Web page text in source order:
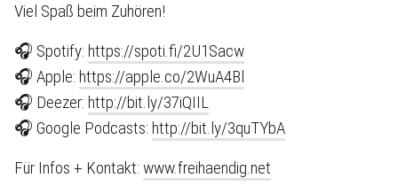
Viel Spaß beim Zuhören!
🎧 Spotify: https://spoti.fi/2U1Sacw
🎧 Apple: https://apple.co/2WuA4Bl
🎧 Deezer: http://bit.ly/37iQIIL
🎧 Google Podcasts: http://bit.ly/3quTYbA
Für Infos + Kontakt: www.freihaendig.net